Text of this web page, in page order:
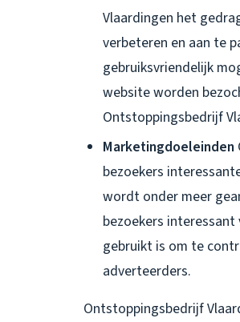
Vlaardingen het
verbeteren en aan te
gebruiksvriendelijk
website worden
Ontstoppingsbedrijf
Marketingdoeleinden
bezoekers
wordt onder meer
bezoekers
gebruikt is om te
adverteerders.
Ontstoppingsbedrijf